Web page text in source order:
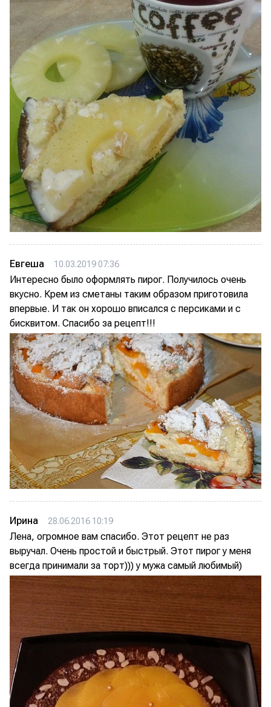
Евгеша 10.03.2019 07:36
Интересно было оформлять пирог. Получилось очень
вкусно. Крем из сметаны таким образом приготовила
впервые. И так он хорошо вписался с персиками и с
бисквитом. Спасибо за рецепт!!!
Ирина 28.06.2016 10:19
Лена, огромное вам спасибо. Этот рецепт не раз
выручал. Очень простой и быстрый. Этот пирог у меня
всегда принимали за торт))) у мужа самый любимый)